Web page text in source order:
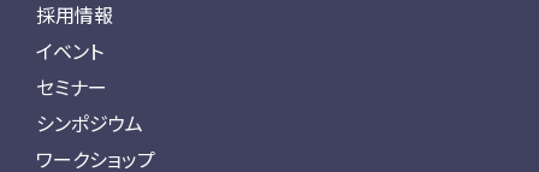
採用情報
イベント
セミナー
シンポジウム
ワークショップ